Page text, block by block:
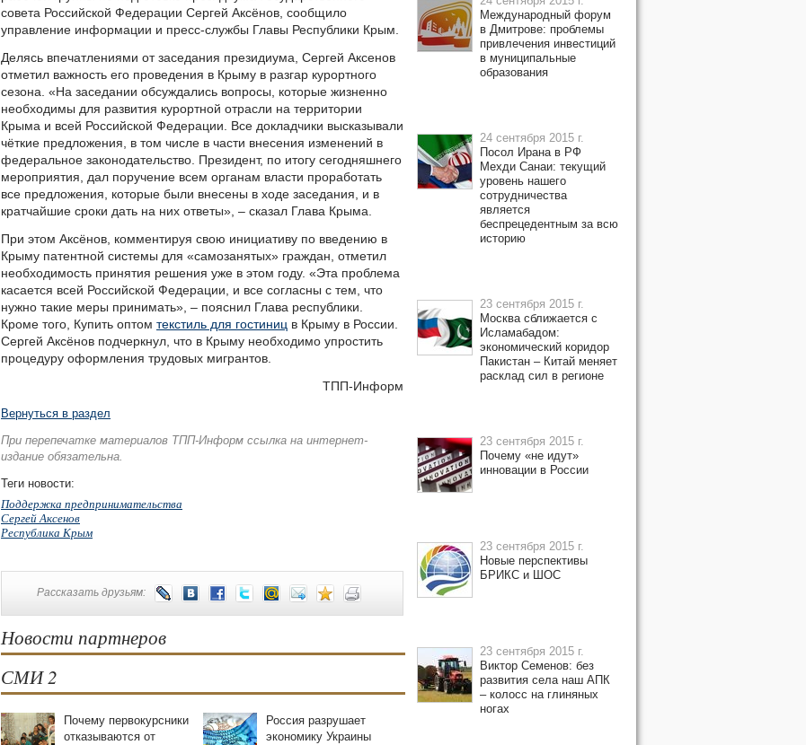
совета Российской Федерации Сергей Аксёнов, сообщило
управление информации и пресс-службы Главы Республики Крым.
Делясь впечатлениями от заседания президиума, Сергей Аксенов
отметил важность его проведения в Крыму в разгар курортного
сезона. «На заседании обсуждались вопросы, которые жизненно
необходимы для развития курортной отрасли на территории
Крыма и всей Российской Федерации. Все докладчики высказывали
чёткие предложения, в том числе в части внесения изменений в
федеральное законодательство. Президент, по итогу сегодняшнего
мероприятия, дал поручение всем органам власти проработать
все предложения, которые были внесены в ходе заседания, и в
кратчайшие сроки дать на них ответы», – сказал Глава Крыма.
При этом Аксёнов, комментируя свою инициативу по введению в
Крыму патентной системы для «самозанятых» граждан, отметил
необходимость принятия решения уже в этом году. «Эта проблема
касается всей Российской Федерации, и все согласны с тем, что
нужно такие меры принимать», – пояснил Глава республики.
Кроме того, Купить оптом текстиль для гостиниц в Крыму в России.
Сергей Аксёнов подчеркнул, что в Крыму необходимо упростить
процедуру оформления трудовых мигрантов.
ТПП-Информ
Вернуться в раздел
При перепечатке материалов ТПП-Информ ссылка на интернет-
издание обязательна.
Теги новости:
Поддержка предпринимательства
Сергей Аксенов
Республика Крым
Рассказать друзьям:
Новости партнеров
СМИ 2
Почему первокурсники
отказываются от
Россия разрушает
экономику Украины
Международный форум
в Дмитрове: проблемы
привлечения инвестиций
в муниципальные
образования
24 сентября 2015 г.
Посол Ирана в РФ
Мехди Санаи: текущий
уровень нашего
сотрудничества
является
беспрецедентным за всю
историю
23 сентября 2015 г.
Москва сближается с
Исламабадом:
экономический коридор
Пакистан – Китай меняет
расклад сил в регионе
23 сентября 2015 г.
Почему «не идут»
инновации в России
23 сентября 2015 г.
Новые перспективы
БРИКС и ШОС
23 сентября 2015 г.
Виктор Семенов: без
развития села наш АПК
– колосс на глиняных
ногах